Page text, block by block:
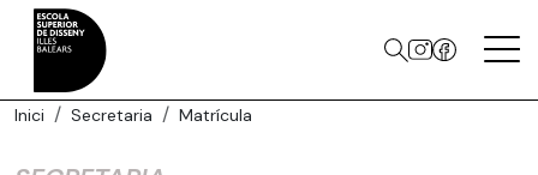
Inici Secretaria Matrícula